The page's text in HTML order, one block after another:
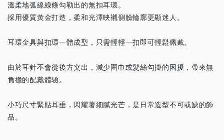
溫柔地弧線線條勾勒出的無扣耳環。
採用優質黃金打造，柔和光澤映襯側臉輪廓更顯迷人。
耳環金具與扣環一體成型，只需輕輕一扣即可輕鬆佩戴。
由於耳針不會從後方突出，減少圍巾或髮絲勾掛的困擾，帶來無
負擔的配戴體驗。
小巧尺寸緊貼耳垂，閃耀著細膩光芒，是日常造型不可或缺的飾
品。